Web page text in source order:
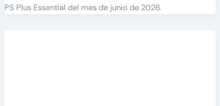
PS Plus Essential del mes de junio de 2026.